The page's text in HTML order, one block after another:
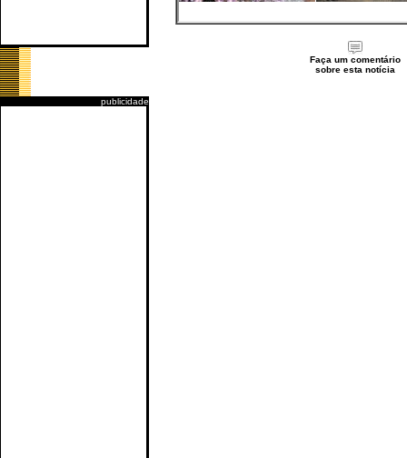
publicidade
Faça um comentário
sobre esta notícia